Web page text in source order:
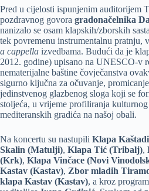
Pred u cijelosti ispunjenim auditorijem
pozdravnog govora gradonačelnika
nanizalo se osam klapskih/zborskih
tek povremenu instrumentalnu pratnju,
a cappella izvedbama. Budući da je
2012. godine) upisano na UNESCO-v
nematerijalne baštine čovječanstva
sigurno ključna za očuvanje,
jedinstvenog glazbenog sloga koji se
stoljeća, u vrijeme profiliranja
mediteranskih gradića na našoj obali.
Na koncertu su nastupili Klapa
Skalin (Matulji), Klapa Tić (Tribalj),
(Krk), Klapa Vinčace (Novi
Kastav (Kastav), Zbor mladih
klapa Kastav (Kastav), a kroz